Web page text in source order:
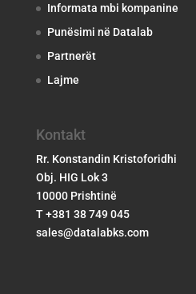
Informata mbi kompanine
Punësimi në Datalab
Partnerët
Lajme
Kontakt
Rr. Konstandin Kristoforidhi
Obj. HIG Lok 3
10000 Prishtinë
T +381 38 749 045
sales@datalabks.com